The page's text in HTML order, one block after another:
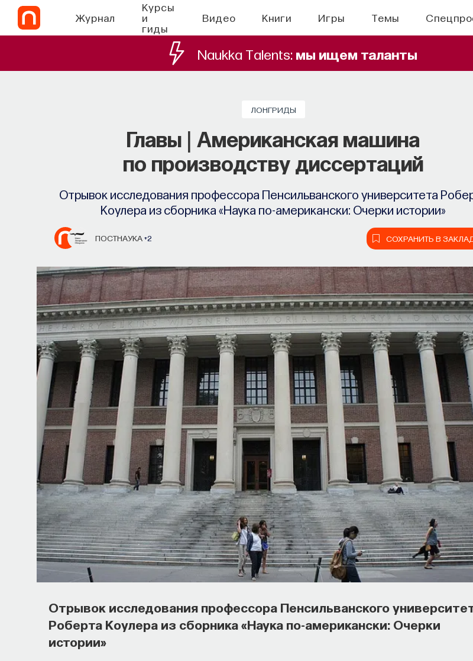
Журнал
Курсы
и
гиды
Видео Книги Игры Темы
Naukka Talents: мы ищем таланты
ЛОНГРИДЫ
Главы | Американская машина
по производству диссертаций
Отрывок исследования профессора Пенсильванского университета
Коулера из сборника «Наука по-американски: Очерки истории»
ПОСТНАУКА +2 СОХРАНИТЬ В
Отрывок исследования профессора Пенсильванского
Роберта Коулера из сборника «Наука по-американски: Очерки
истории»